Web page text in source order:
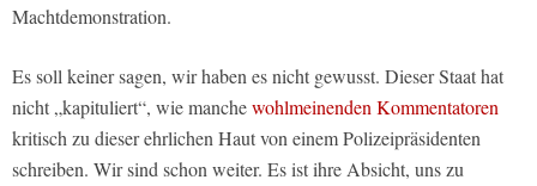
Machtdemonstration.
Es soll keiner sagen, wir haben es nicht gewusst. Dieser Staat hat
nicht „kapituliert“, wie manchewohlmeinenden Kommentatoren
kritisch zu dieser ehrlichen Haut von einem Polizeipräsidenten
schreiben. Wir sind schon weiter. Es ist ihre Absicht, uns zu